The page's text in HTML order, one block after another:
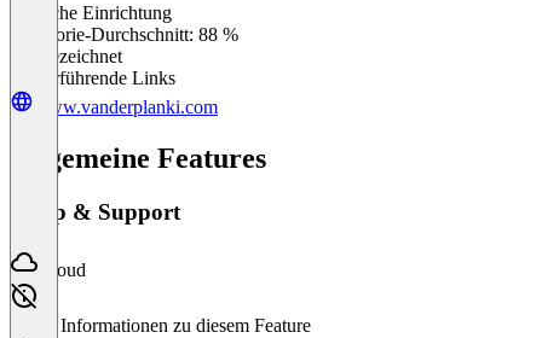
Einfache Einrichtung
Kategorie-Durchschnitt: 88 %
Ausgezeichnet
Weiterführende Links
www.vanderplanki.com
Allgemeine Features
Setup & Support
Cloud
Keine Informationen zu diesem Feature